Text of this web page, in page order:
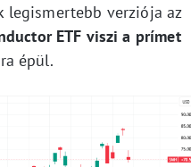
legismertebb verziója az
ETF viszi a prímet
épül.